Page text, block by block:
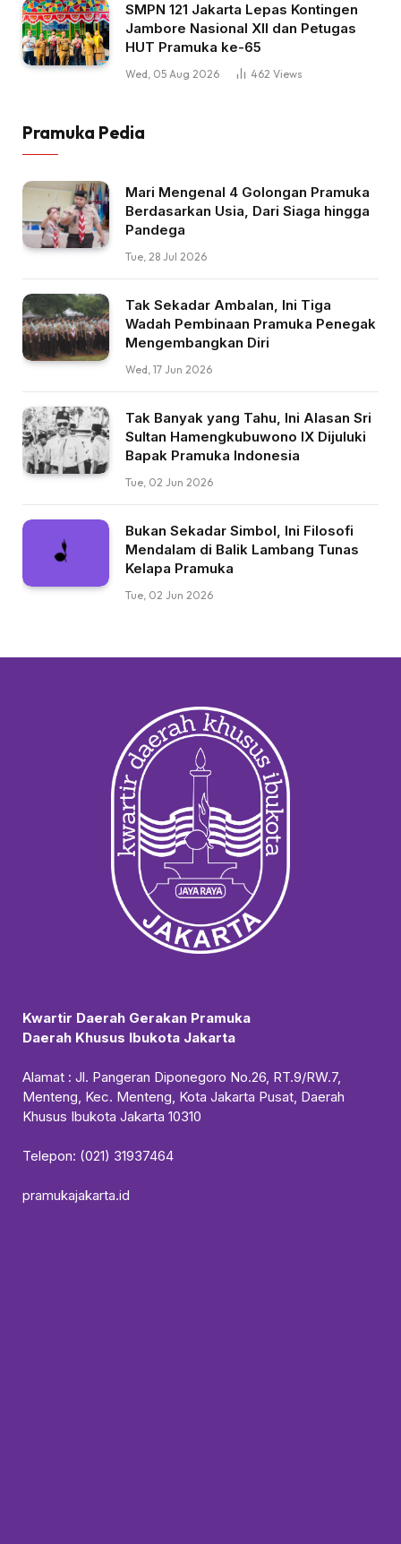
SMPN 121 Jakarta Lepas Kontingen
Jambore Nasional XII dan Petugas
HUT Pramuka ke-65
Wed, 05 Aug 2026 462 Views
Pramuka Pedia
Mari Mengenal 4 Golongan Pramuka
Berdasarkan Usia, Dari Siaga hingga
Pandega
Tue, 28 Jul 2026
Tak Sekadar Ambalan, Ini Tiga
Wadah Pembinaan Pramuka Penegak
Mengembangkan Diri
Wed, 17 Jun 2026
Tak Banyak yang Tahu, Ini Alasan Sri
Sultan Hamengkubuwono IX Dijuluki
Bapak Pramuka Indonesia
Tue, 02 Jun 2026
Bukan Sekadar Simbol, Ini Filosofi
Mendalam di Balik Lambang Tunas
Kelapa Pramuka
Tue, 02 Jun 2026
Kwartir Daerah Gerakan Pramuka
Daerah Khusus Ibukota Jakarta
Alamat : Jl. Pangeran Diponegoro No.26, RT.9/RW.7,
Menteng, Kec. Menteng, Kota Jakarta Pusat, Daerah
Khusus Ibukota Jakarta 10310
Telepon: (021) 31937464
pramukajakarta.id